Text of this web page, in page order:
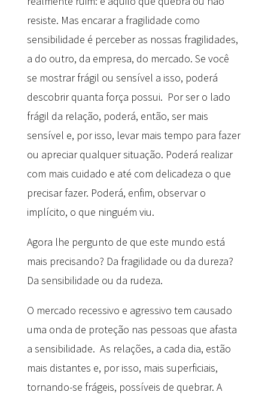
resiste. Mas encarar a fragilidade como
sensibilidade é perceber as nossas fragilidades,
a do outro, da empresa, do mercado. Se você
se mostrar frágil ou sensível a isso, poderá
descobrir quanta força possui. Por ser o lado
frágil da relação, poderá, então, ser mais
sensível e, por isso, levar mais tempo para fazer
ou apreciar qualquer situação. Poderá realizar
com mais cuidado e até com delicadeza o que
precisar fazer. Poderá, enfim, observar o
implícito, o que ninguém viu.
Agora lhe pergunto de que este mundo está
mais precisando? Da fragilidade ou da dureza?
Da sensibilidade ou da rudeza.
O mercado recessivo e agressivo tem causado
uma onda de proteção nas pessoas que afasta
a sensibilidade. As relações, a cada dia, estão
mais distantes e, por isso, mais superficiais,
tornando-se frágeis, possíveis de quebrar. A